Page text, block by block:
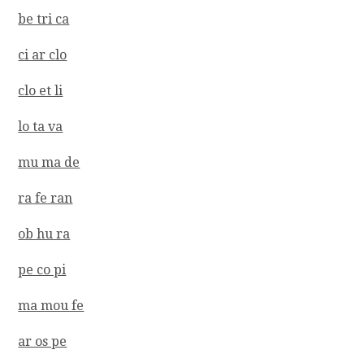
be tri ca
ci ar clo
clo et li
lo ta va
mu ma de
ra fe ran
ob hu ra
pe co pi
ma mou fe
ar os pe